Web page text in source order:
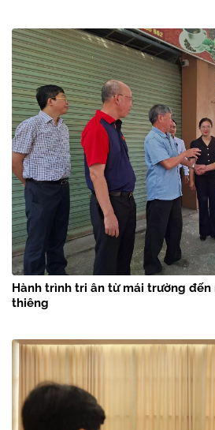
Hành trình tri ân từ mái trường
thiêng